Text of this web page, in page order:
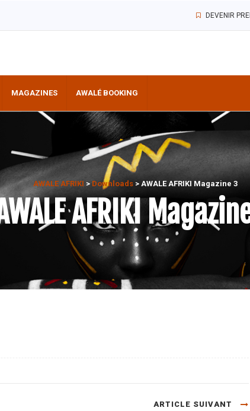
DEVENIR
MAGAZINES AWALÉ BOOKING
AWALE AFRIKI > Downloads > AWALE AFRIKI Magazine 3
AFRIKI
ARTICLE SUIVANT